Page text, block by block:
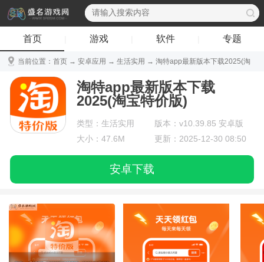
首页 游戏 软件 专题
当前位置： 首页 → 安卓应用 → 生活实用 → 淘特app最新版本下载2025(淘
宝特价版) v10.39.85 安卓版
淘特app最新版本下载
2025(淘宝特价版)
类型：生活实用
版本：v10.39.85 安卓版
大小：47.6M
更新：2025-12-30 08:50
安卓下载